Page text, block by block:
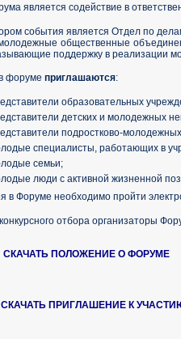
является содействие в
события является Отдел по
общественные
поддержку в реализации
форуме приглашаются:
образовательных
детских и молодежных
подростково-
специалисты, работающих в
семьи;
люди с активной жизненной
в Форуме необходимо пройти
отбора организаторы
СКАЧАТЬ ПОЛОЖЕНИЕ О ФОРУМЕ
СКАЧАТЬ